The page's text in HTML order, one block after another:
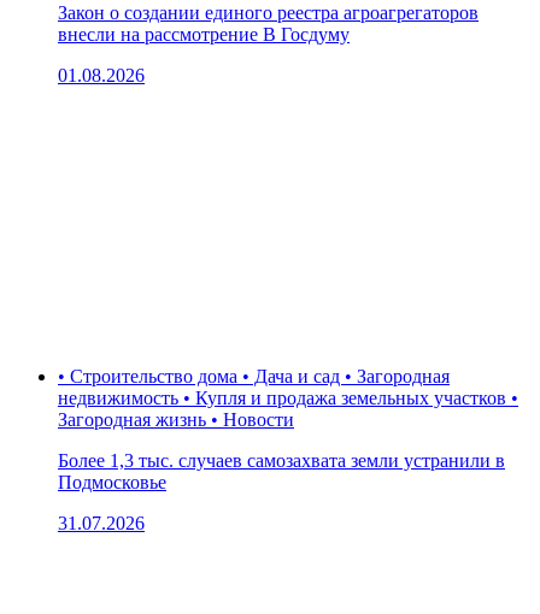
Закон о создании единого реестра агроагрегаторов
внесли на рассмотрение В Госдуму
01.08.2026
• Строительство дома • Дача и сад • Загородная
недвижимость • Купля и продажа земельных участков •
Загородная жизнь • Новости
Более 1,3 тыс. случаев самозахвата земли устранили в
Подмосковье
31.07.2026